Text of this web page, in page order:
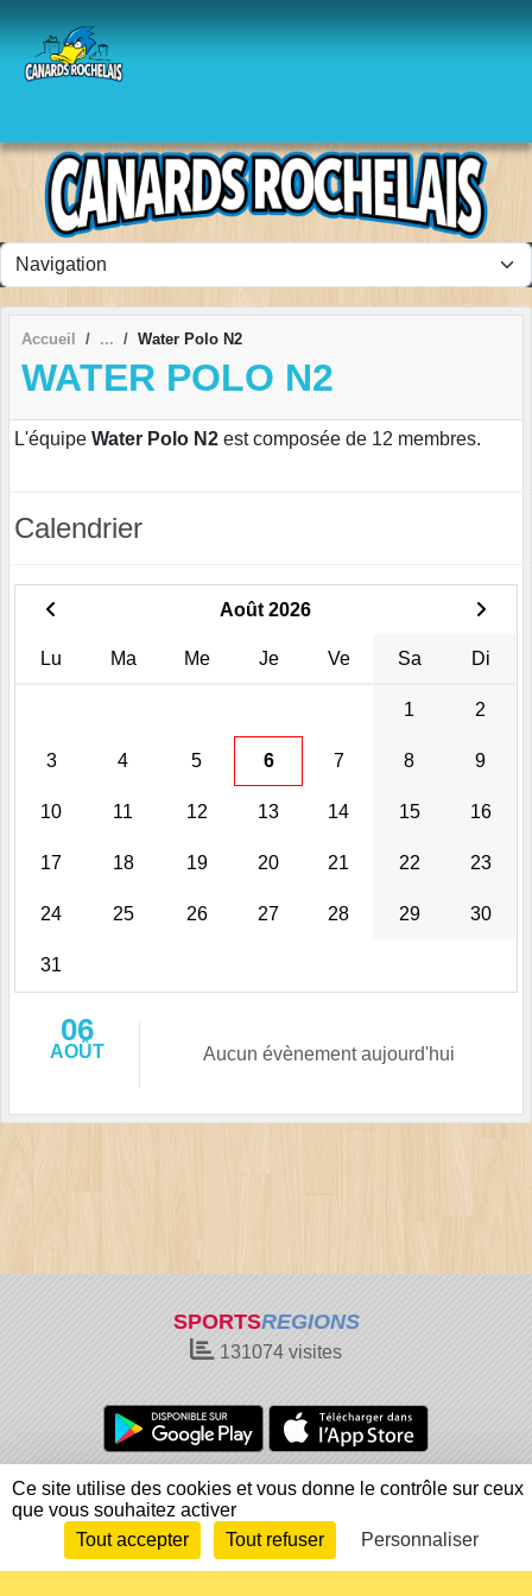
Accueil Water Polo N2
WATER POLO N2
L'équipe Water Polo N2 est composée de 12 membres.
Calendrier
Août 2026
Lu Ma Me Je Ve Sa Di
1 2
3 4 5 6 7 8 9
10 11 12 13 14 15 16
17 18 19 20 21 22 23
24 25 26 27 28 29 30
31
06
AOÛT Aucun évènement aujourd'hui
SPORTSREGIONS
131074 visites
Charte cookies
Gestion des cookies
Informations légales
Signaler un contenu inapproprié
Envie de participer ?
Connexion
Ce site utilise des cookies et vous donne le contrôle sur ceux
que vous souhaitez activer
Tout accepter
Tout refuser Personnaliser